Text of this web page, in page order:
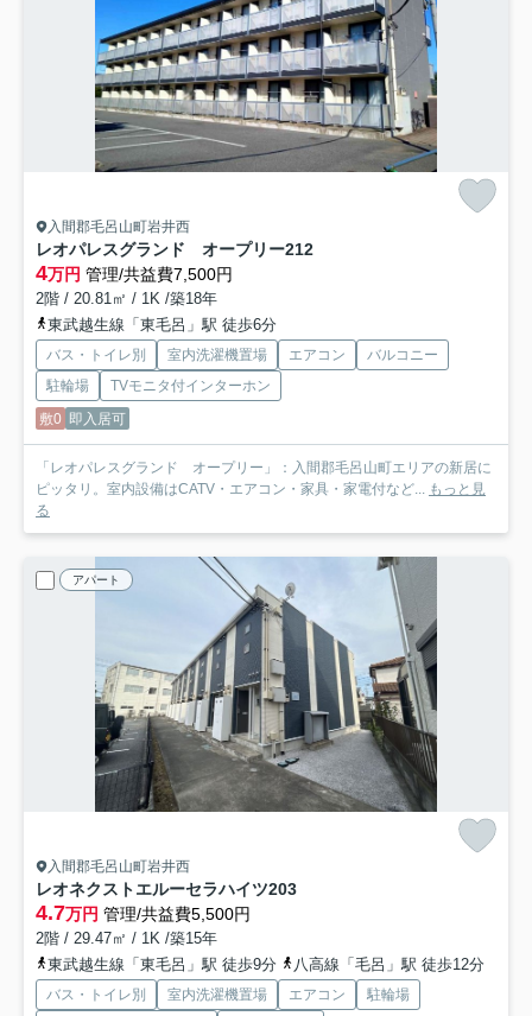
入間郡毛呂山町岩井西
レオパレスグランド オープリー212
4万円 管理/共益費7,500円
2階 / 20.81㎡ / 1K /築18年
東武越生線「東毛呂」駅 徒歩6分
バス・トイレ別 室内洗濯機置場 エアコン
バルコニー
駐輪場
TVモニタ付インターホン
敷0 即入居可
「レオパレスグランド オープリー」：入間郡毛呂山町エリアの新居に
ピッタリ。室内設備はCATV・エアコン・家具・家電付など... もっと見
る
アパート
入間郡毛呂山町岩井西
レオネクストエルーセラハイツ203
4.7万円 管理/共益費5,500円
2階 / 29.47㎡ / 1K /築15年
東武越生線「東毛呂」駅 徒歩9分
八高線「毛呂」駅 徒歩12分
バス・トイレ別 室内洗濯機置場 エアコン
駐輪場